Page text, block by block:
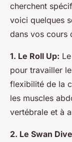
cherchent
voici quelques
dans vos cours
1. Le Roll Up:
pour travailler
flexibilité de la
les muscles
vertébrale et à
2. Le Swan